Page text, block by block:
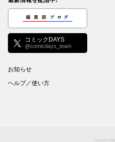
編集部ブログ
コミックDAYS
@comicdays_team
お知らせ
ヘルプ／使い方